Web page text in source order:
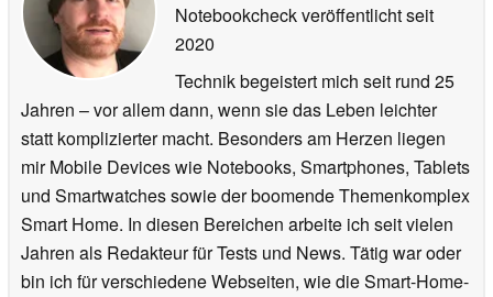
Notebookcheck veröffentlichtseit
2020
Technik begeistert mich seit rund 25
Jahren – vor allem dann, wenn sie das Leben leichter
statt komplizierter macht. Besonders am Herzen liegen
mir Mobile Devices wie Notebooks, Smartphones, Tablets
und Smartwatches sowie der boomende Themenkomplex
Smart Home. In diesen Bereichen arbeite ich seit vielen
Jahren als Redakteur für Tests und News. Tätig war oder
bin ich für verschiedene Webseiten, wie die Smart-Home-